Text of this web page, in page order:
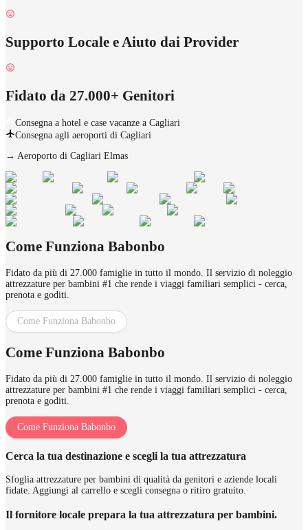
Supporto Locale e Aiuto dai Provider
Fidato da 27.000+ Genitori
Consegna a hotel e case vacanze a Cagliari
Consegna agli aeroporti di Cagliari
→ Aeroporto di Cagliari Elmas
Come Funziona Babonbo
Fidato da più di 27.000 famiglie in tutto il mondo. Il servizio di noleggio
attrezzature per bambini #1 che rende i viaggi familiari semplici - cerca,
prenota e goditi.
Come Funziona Babonbo
Come Funziona Babonbo
Fidato da più di 27.000 famiglie in tutto il mondo. Il servizio di noleggio
attrezzature per bambini #1 che rende i viaggi familiari semplici - cerca,
prenota e goditi.
Come Funziona Babonbo
Cerca la tua destinazione e scegli la tua attrezzatura
Sfoglia attrezzature per bambini di qualità da genitori e aziende locali
fidate. Aggiungi al carrello e scegli consegna o ritiro gratuito.
Il fornitore locale prepara la tua attrezzatura per bambini.